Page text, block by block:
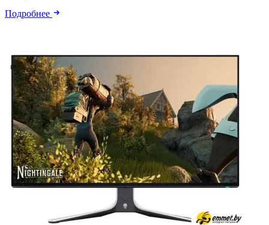
Подробнее